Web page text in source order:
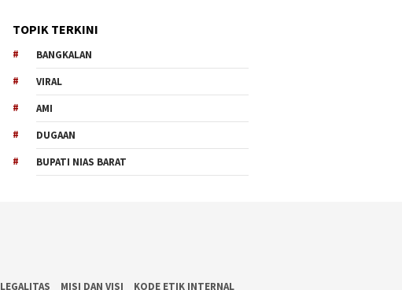
TOPIK TERKINI
BANGKALAN
VIRAL
AMI
DUGAAN
BUPATI NIAS BARAT
LEGALITAS MISI DAN VISI KODE ETIK INTERNAL